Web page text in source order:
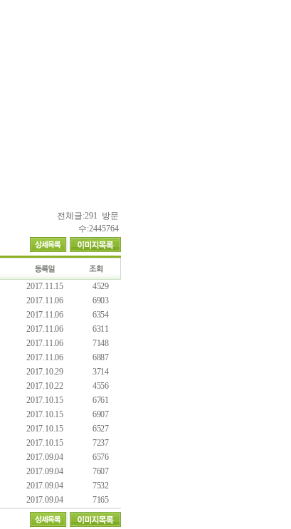
전체글:291 방문
수:2445764
2017.11.15
4529
2017.11.06
6903
2017.11.06
6354
2017.11.06
6311
2017.11.06
7148
2017.11.06
6887
2017.10.29
3714
2017.10.22
4556
2017.10.15
6761
2017.10.15
6907
2017.10.15
6527
2017.10.15
7237
2017.09.04
6576
2017.09.04
7607
2017.09.04
7532
2017.09.04 7165